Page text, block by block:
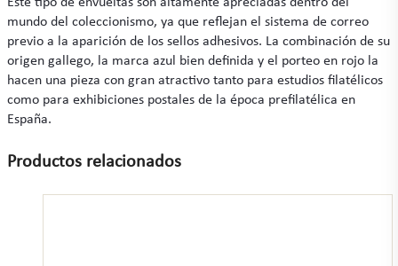
mundo del coleccionismo, ya que reflejan el sistema de correo
previo a la aparición de los sellos adhesivos. La combinación de su
origen gallego, la marca azul bien definida y el porteo en rojo la
hacen una pieza con gran atractivo tanto para estudios filatélicos
como para exhibiciones postales de la época prefilatélica en
España.
Productos relacionados